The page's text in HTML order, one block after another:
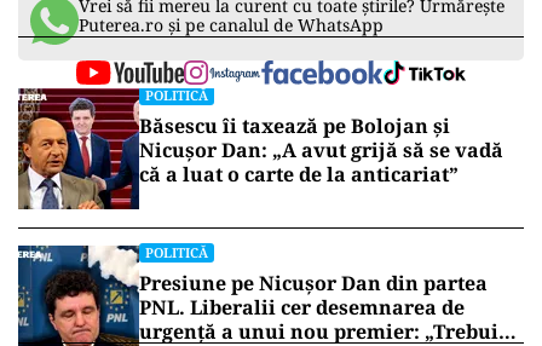
Vrei să fii mereu la curent cu toate știrile? Urmărește
Puterea.ro și pe canalul de WhatsApp
POLITICĂ
Băsescu îi taxează pe Bolojan și
Nicușor Dan: „A avut grijă să se vadă
că a luat o carte de la anticariat”
POLITICĂ
Presiune pe Nicușor Dan din partea
PNL. Liberalii cer desemnarea de
urgență a unui nou premier: „Trebuie